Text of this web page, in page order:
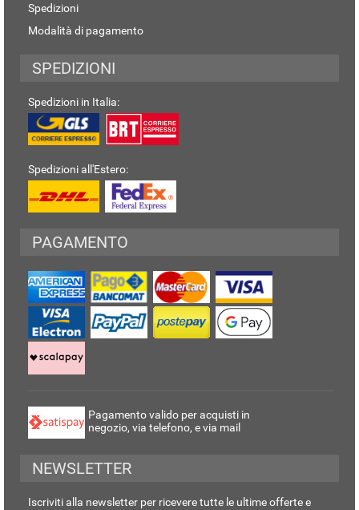
Spedizioni
Modalità di pagamento
SPEDIZIONI
Spedizioni in Italia:
Spedizioni all'Estero:
PAGAMENTO
Pagamento valido per acquisti in
negozio, via telefono, e via mail
NEWSLETTER
Iscriviti alla newsletter per ricevere tutte le ultime offerte e